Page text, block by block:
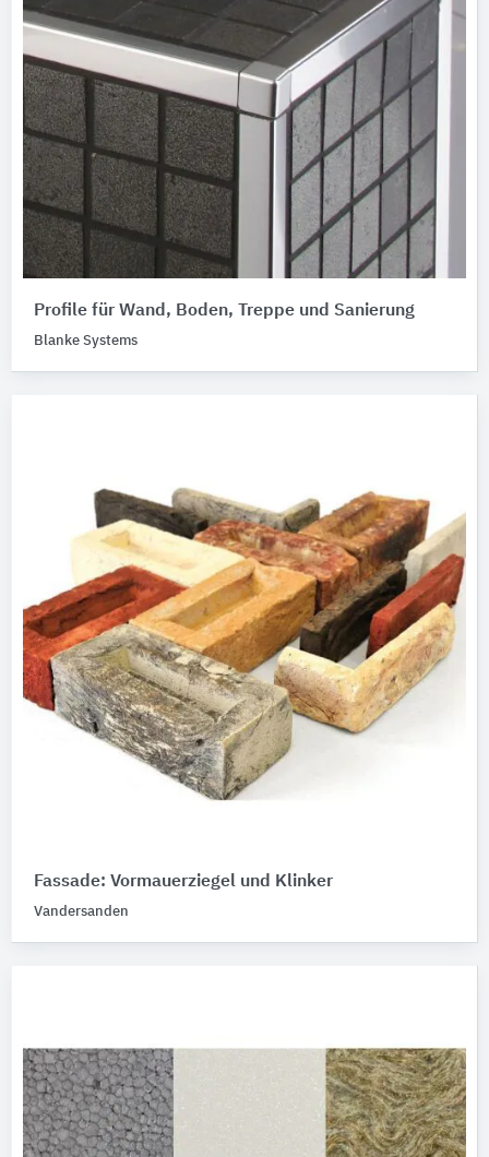
Profile für Wand, Boden, Treppe und Sanierung
Blanke Systems
Fassade: Vormauerziegel und Klinker
Vandersanden